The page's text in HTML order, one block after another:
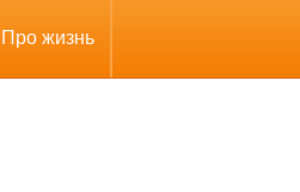
Про жизнь